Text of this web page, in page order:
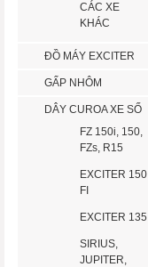
CÁC XE
KHÁC
ĐỒ MÁY EXCITER
GẤP NHÔM
DÂY CUROA XE SỐ
FZ 150i, 150,
FZs, R15
EXCITER 150
FI
EXCITER 135
SIRIUS,
JUPITER,